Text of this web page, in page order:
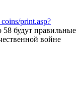
print.asp?
будут правильные
войне